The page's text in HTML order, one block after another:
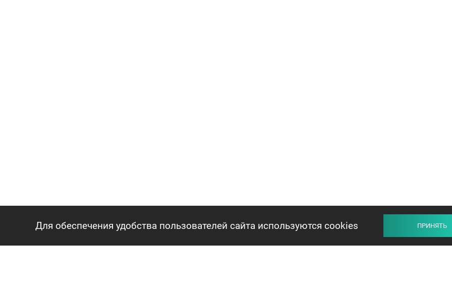
Для обеспечения удобства пользователей сайта используются cookies ПРИНЯТЬ